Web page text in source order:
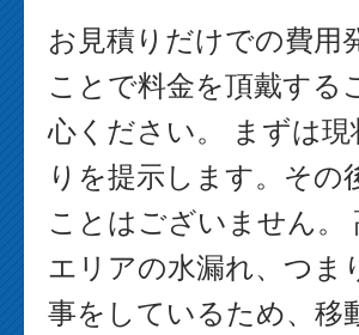
お見積りだけでの費用
ことで料金を頂戴す
心ください。 まずは
りを提示します。そ
ことはございません。
エリアの水漏れ、つま
事をしているため、移